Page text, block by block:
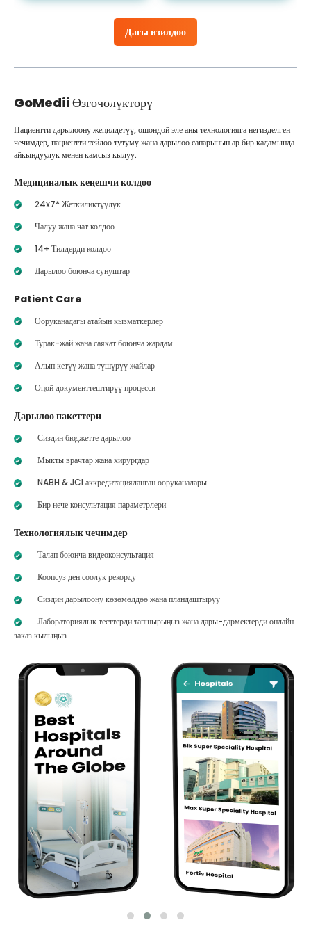
Дагы изилдөө
GoMediiӨзгөчөлүктөрү
Пациентти дарылоону жеңилдетүү, ошондой эле аны технологияга негизделген
чечимдер, пациентти тейлөө тутуму жана дарылоо сапарынын ар бир кадамында
айкындуулук менен камсыз кылуу.
Медициналык кеңешчи колдоо
24x7* Жеткиликтүүлүк
Чалуу жана чат колдоо
14+ Тилдерди колдоо
Дарылоо боюнча сунуштар
Patient Care
Ооруканадагы атайын кызматкерлер
Турак-жай жана саякат боюнча жардам
Алып кетүү жана түшүрүү жайлар
Оңой документтештирүү процесси
Дарылоо пакеттери
Сиздин бюджетте дарылоо
Мыкты врачтар жана хирургдар
NABH & JCI аккредитацияланган ооруканалары
Бир нече консультация параметрлери
Технологиялык чечимдер
Талап боюнча видеоконсультация
Коопсуз ден соолук рекорду
Сиздин дарылоону көзөмөлдөө жана пландаштыруу
Лабораториялык тесттерди тапшырыңыз жана дары-дармектерди онлайн
заказ кылыңыз